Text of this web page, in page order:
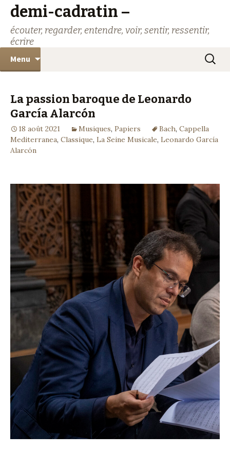
demi-cadratin –
écouter, regarder, entendre, voir, sentir, ressentir,
écrire
Menu
au
La passion baroque de Leonardo
García Alarcón
18 août 2021 Musiques, Papiers Bach, Cappella
Mediterranea, Classique, La Seine Musicale, Leonardo García
Alarcón